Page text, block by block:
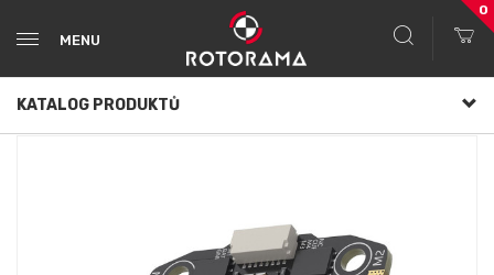
MENU
0
KATALOG PRODUKTŮ